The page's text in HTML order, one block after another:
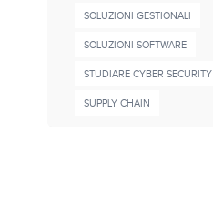
SOLUZIONI GESTIONALI
SOLUZIONI SOFTWARE
STUDIARE CYBER SECURITY
SUPPLY CHAIN